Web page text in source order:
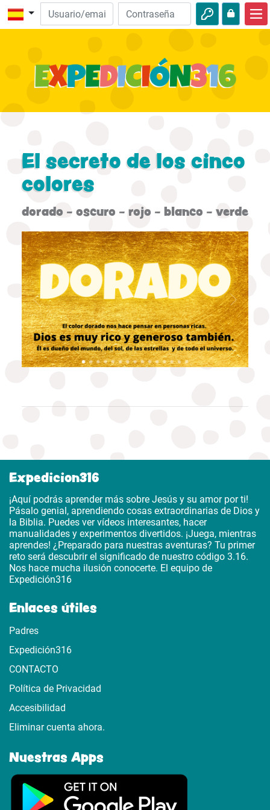
Descubre la Biblia
Aventuras
El secreto de los cinco
colores
dorado - oscuro - rojo - blanco - verde
Expedicion316
¡Aquí podrás aprender más sobre Jesús y su amor por ti!
Pásalo genial, aprendiendo cosas extraordinarias de Dios y
la Biblia. Puedes ver vídeos interesantes, hacer
manualidades y experimentos divertidos. ¡Juega, mientras
aprendes! ¿Preparado para nuestras aventuras? Tu primer
reto será descubrir el significado de nuestro código 3.16.
Nos hace mucha ilusión conocerte. El equipo de
Expedición316
Enlaces útiles
Padres
Expedición316
CONTACTO
Política de Privacidad
Accesibilidad
Eliminar cuenta ahora.
Nuestras Apps